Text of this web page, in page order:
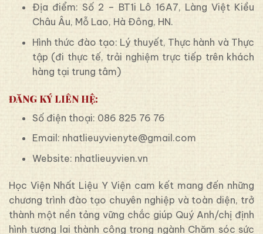
Địa điểm: Số 2 – BT1i Lô 16A7, Làng Việt Kiều
Châu Âu, Mỗ Lao, Hà Đông, HN.
Hình thức đào tạo: Lý thuyết, Thực hành và Thực
tập (đi thực tế, trải nghiệm trực tiếp trên khách
hàng tại trung tâm)
ĐĂNG KÝ LIÊN HỆ:
Số điện thoại: 086 825 76 76
Email: nhatlieuyvienyte@gmail.com
Website: nhatlieuyvien.vn
Học Viện Nhất Liệu Y Viện cam kết mang đến những
chương trình đào tạo chuyên nghiệp và toàn diện, trở
thành một nền tảng vững chắc giúp Quý Anh/chị định
hình tương lai thành công trong ngành Chăm sóc sức